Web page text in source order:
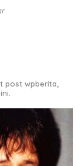
post wpberita,